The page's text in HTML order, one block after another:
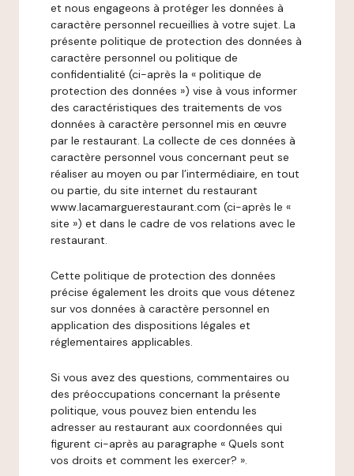
et nous engageons à protéger les données à
caractère personnel recueillies à votre sujet. La
présente politique de protection des données à
caractère personnel ou politique de
confidentialité (ci-après la « politique de
protection des données ») vise à vous informer
des caractéristiques des traitements de vos
données à caractère personnel mis en œuvre
par le restaurant. La collecte de ces données à
caractère personnel vous concernant peut se
réaliser au moyen ou par l’intermédiaire, en tout
ou partie, du site internet du restaurant
www.lacamarguerestaurant.com (ci-après le «
site ») et dans le cadre de vos relations avec le
restaurant.
Cette politique de protection des données
précise également les droits que vous détenez
sur vos données à caractère personnel en
application des dispositions légales et
réglementaires applicables.
Si vous avez des questions, commentaires ou
des préoccupations concernant la présente
politique, vous pouvez bien entendu les
adresser au restaurant aux coordonnées qui
figurent ci-après au paragraphe « Quels sont
vos droits et comment les exercer? ».